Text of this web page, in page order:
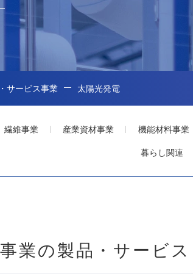
サービス事業 太陽光発電
繊維事業 産業資材事業 機能材料事業
暮らし関連
業の製品・サービス